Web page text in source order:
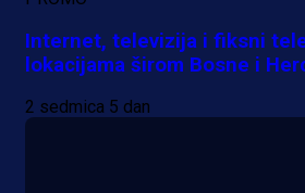
Internet, televizija i fiksni
lokacijama širom Bosne i
2 sedmica 5 dan